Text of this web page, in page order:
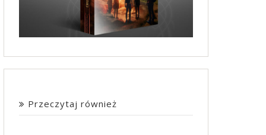
Przeczytaj również